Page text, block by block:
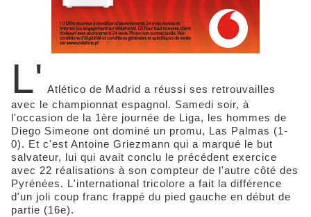
L' Atlético de Madrid a réussi ses retrouvailles
avec le championnat espagnol. Samedi soir, à
l'occasion de la 1ère journée de Liga, les hommes de
Diego Simeone ont dominé un promu, Las Palmas (1-
0). Et c'est Antoine Griezmann qui a marqué le but
salvateur, lui qui avait conclu le précédent exercice
avec 22 réalisations à son compteur de l'autre côté des
Pyrénées. L'international tricolore a fait la différence
d'un joli coup franc frappé du pied gauche en début de
partie (16e).